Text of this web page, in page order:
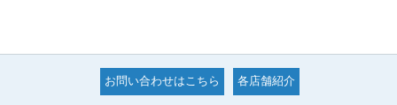
お問い合わせはこちら 各店舗紹介